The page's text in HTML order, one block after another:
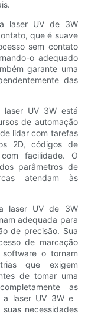
laser UV de 3W
que é suave
sem contato
o adequado
garante uma
das
laser UV 3W está
de automação
lidar com tarefas
2D, códigos de
facilidade. O
parâmetros de
atendam às
laser UV de 3W
adequada para
de precisão. Sua
de marcação
o tornam
que exigem
de tomar uma
as
laser UV 3W e
necessidades